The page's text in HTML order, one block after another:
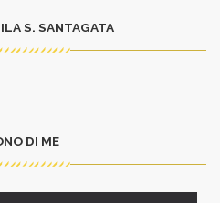
S. SANTAGATA
DI ME